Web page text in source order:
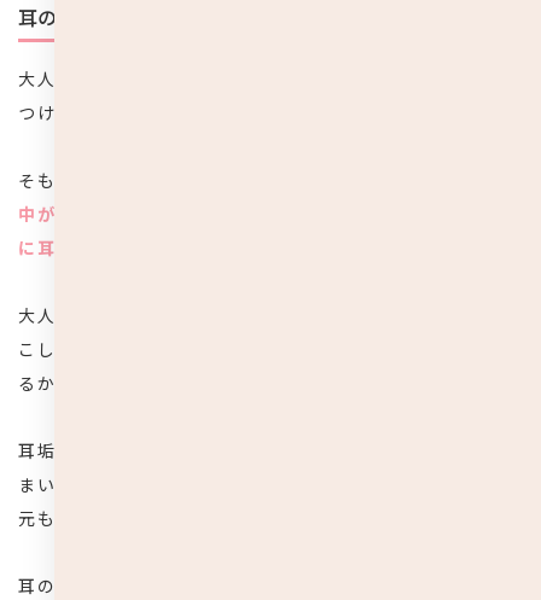
耳の中を傷つける危険性がある
大人よりも繊細な子どもの体は、耳掃除により耳の中を傷
つけてしまう危険性が極めて高いです。
そもそも大人も勘違いしていることが多いのですが、
中が痒い理由は耳垢があるからではなく、耳掃除をした時
に耳の中を傷つけてしまってできた炎症が原因
大人でも綿棒などを耳の奥にいれることで簡単に炎症を起
こしてしまいます。これを子どもに置き換えれば、どうな
るかは火を見るよりも明らかですよね。
耳垢が溜まっているからと言って定期的に耳掃除をしてし
まい、結果的に耳の中に炎症がたくさんできてしまっては
元も子もありません。
耳の中を傷つける可能性が高い耳掃除は、絶対に行っては